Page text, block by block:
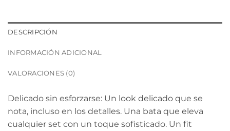
DESCRIPCIÓN
INFORMACIÓN ADICIONAL
VALORACIONES (0)
Delicado sin esforzarse: Un look delicado que se
nota, incluso en los detalles. Una bata que eleva
cualquier set con un toque sofisticado. Un fit